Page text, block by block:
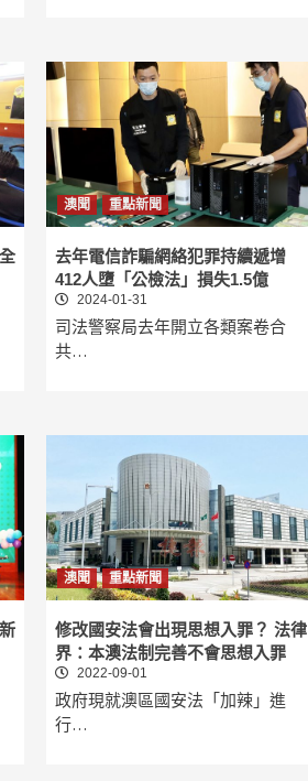
澳聞 重點新聞
去年電信詐騙網絡犯罪持續遞增
412人墮「公檢法」損失1.5億
2024-01-31
司法警察局去年開立各類案卷合
共…
澳聞 重點新聞
修改國安法會出現思想入罪？ 法律
界：本澳法制完善不會思想入罪
2022-09-01
政府現就澳區國安法「加辣」進
行…